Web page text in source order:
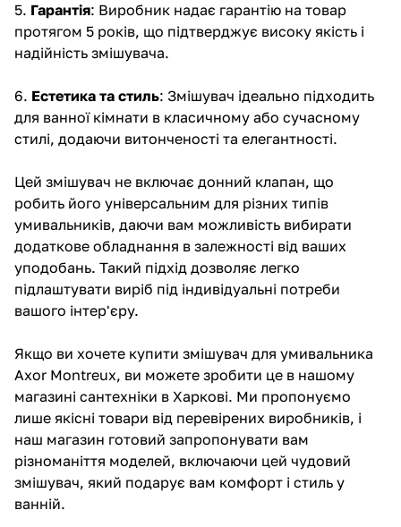
5. Гарантія: Виробник надає гарантію на товар
протягом 5 років, що підтверджує високу якість і
надійність змішувача.
6. Естетика та стиль: Змішувач ідеально підходить
для ванної кімнати в класичному або сучасному
стилі, додаючи витонченості та елегантності.
Цей змішувач не включає донний клапан, що
робить його універсальним для різних типів
умивальників, даючи вам можливість вибирати
додаткове обладнання в залежності від ваших
уподобань. Такий підхід дозволяє легко
підлаштувати виріб під індивідуальні потреби
вашого інтер'єру.
Якщо ви хочете купити змішувач для умивальника
Axor Montreux, ви можете зробити це в нашому
магазині сантехніки в Харкові. Ми пропонуємо
лише якісні товари від перевірених виробників, і
наш магазин готовий запропонувати вам
різноманіття моделей, включаючи цей чудовий
змішувач, який подарує вам комфорт і стиль у
ванній.